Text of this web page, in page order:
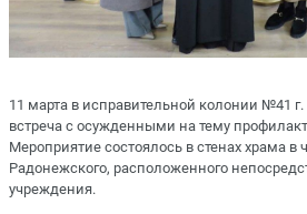
11 марта в исправительной колонии №41
встреча с осужденными на тему
Мероприятие состоялось в стенах храма в
Радонежского, расположенного
учреждения.